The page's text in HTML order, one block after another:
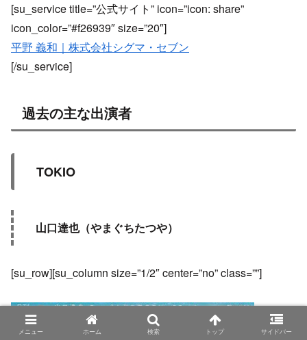
[su_service title=”公式サイト” icon=”icon: share”
icon_color=”#f26939″ size=”20″]
平野 義和｜株式会社シグマ・セブン
[/su_service]
過去の主な出演者
TOKIO
山口達也（やまぐちたつや）
[su_row][su_column size=”1/2″ center=”no” class=””]
メニュー ホーム 検索 トップ サイドバー